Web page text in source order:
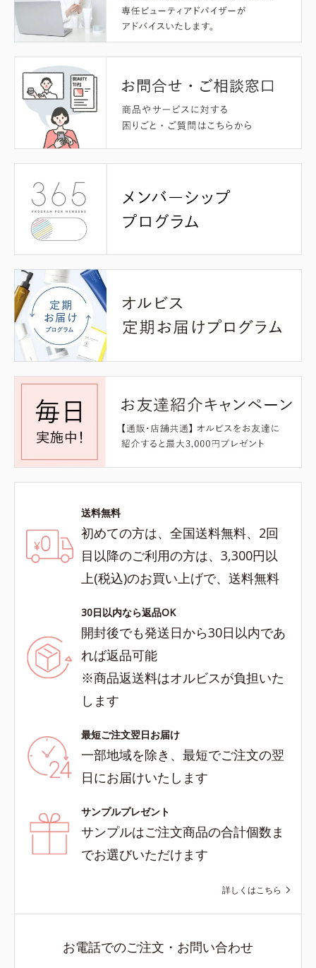
送料無料
初めての方は、全国送料無料、2回
目以降のご利用の方は、3,300円以
上(税込)のお買い上げで、送料無料
30日以内なら返品OK
開封後でも発送日から30日以内であ
れば返品可能
※商品返送料はオルビスが負担いた
します
最短ご注文翌日お届け
一部地域を除き、最短でご注文の翌
日にお届けいたします
サンプルプレゼント
サンプルはご注文商品の合計個数ま
でお選びいただけます
詳しくはこちら
お電話でのご注文・お問い合わせ